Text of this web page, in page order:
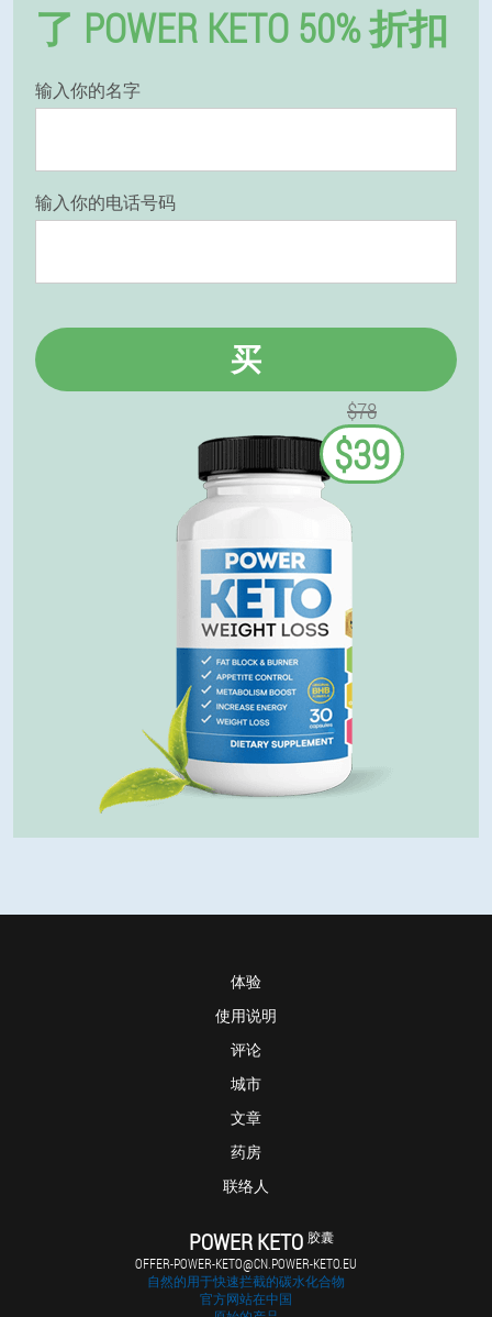
了 POWER KETO 50% 折扣
输入你的名字
输入你的电话号码
买
$78
$39
体验
使用说明
评论
城市
文章
药房
联络人
POWER KETO 胶囊
OFFER-POWER-KETO@CN.POWER-KETO.EU
自然的用于快速拦截的碳水化合物
官方网站在中国